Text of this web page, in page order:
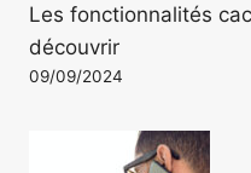
Les fonctionnalités
découvrir
09/09/2024